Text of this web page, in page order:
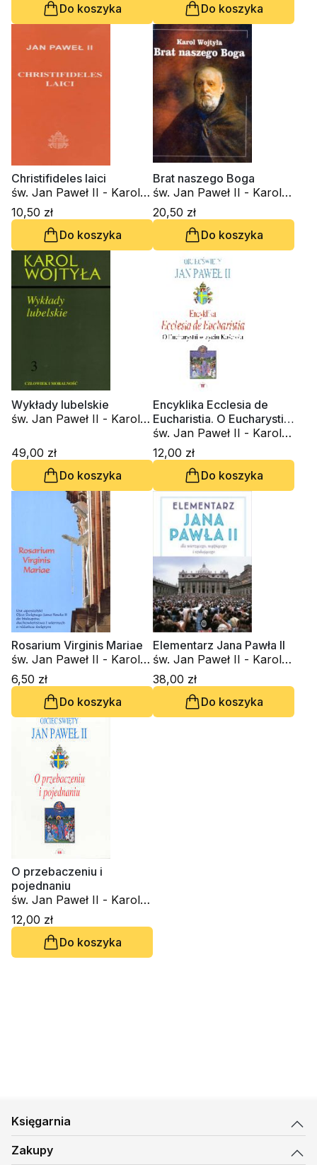
Do koszyka
Do koszyka
Christifideles laici
św. Jan Paweł II - Karol
Wojtyła
10,50 zł
Do koszyka
Brat naszego Boga
św. Jan Paweł II - Karol
Wojtyła
20,50 zł
Do koszyka
Wykłady lubelskie
św. Jan Paweł II - Karol
49,00 zł
Do koszyka
Encyklika Ecclesia de
Eucharistia. O Eucharystii
w życiu Kościoła
św. Jan Paweł II - Karol
Wojtyła
12,00 zł
Do koszyka
Rosarium Virginis Mariae
św. Jan Paweł II - Karol
Wojtyła
6,50 zł
Do koszyka
Elementarz Jana Pawła II
św. Jan Paweł II - Karol
Wojtyła
38,00 zł
Do koszyka
O przebaczeniu i
pojednaniu
św. Jan Paweł II - Karol
Wojtyła
12,00 zł
Do koszyka
Księgarnia
Zakupy